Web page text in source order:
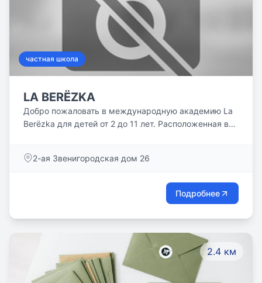
частная школа
LA BERЁZKA
Добро пожаловать в международную академию La
Berёzka для детей от 2 до 11 лет. Расположенная в
дорогу к новым открытия. Мы направляем наших
предпринимательским духом знаменитой семьи
Мамонтовых, который стал краеугольным камнем
2-ая Звенигородская дом 26
Подробнее
2.4 км